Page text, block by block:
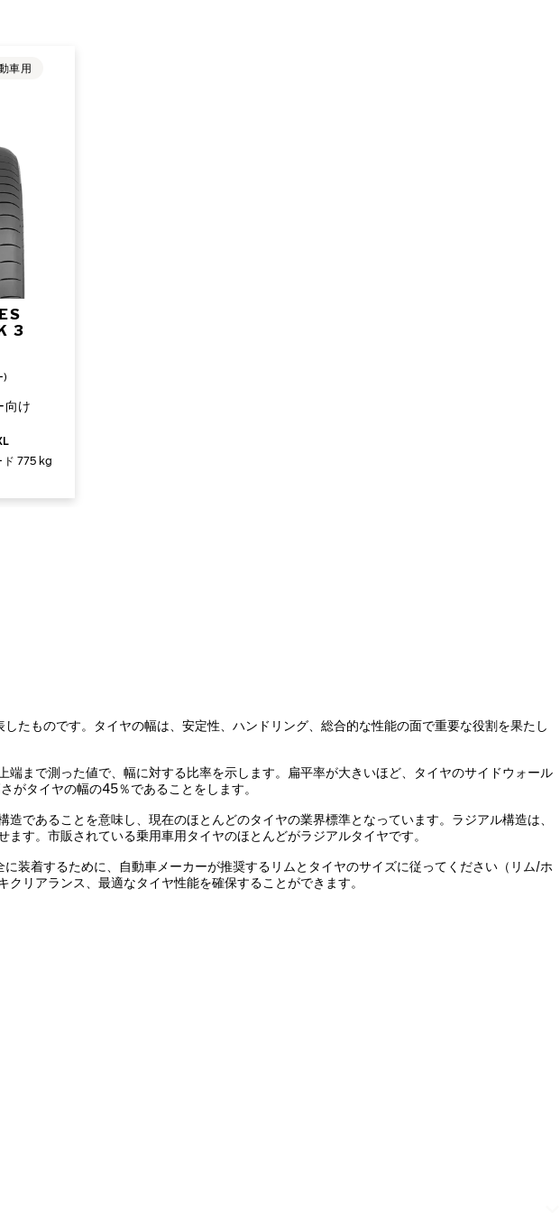
3
向け
車用
)
ド 775 kg
たものです。タイヤの幅は、安定性、ハンドリング、総合的な性能の面で重要な役割を果たし
まで測った値で、幅に対する比率を示します。扁平率が大きいほど、タイヤのサイドウォール
がタイヤの幅の45％であることをします。
であることを意味し、現在のほとんどのタイヤの業界標準となっています。ラジアル構造は、
す。市販されている乗用車用タイヤのほとんどがラジアルタイヤです。
装着するために、自動車メーカーが推奨するリムとタイヤのサイズに従ってください（リム/ホ
リアランス、最適なタイヤ性能を確保することができます。